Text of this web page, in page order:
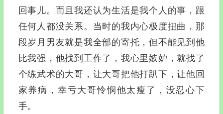
回事儿。而且我还认为生活是我个人的事，跟
任何人都没关系。当时的我内心极度扭曲，那
段岁月男友就是我全部的寄托，但不能见到他
比我强，他找到工作了，我心里嫉妒，就找了
个练武术的大哥，让大哥把他打趴下，让他回
家养病，幸亏大哥怜悯他太瘦了，没忍心下
手。